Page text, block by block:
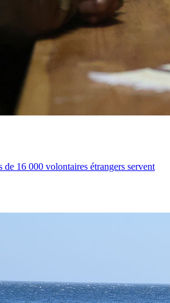
16 000 volontaires étrangers servent